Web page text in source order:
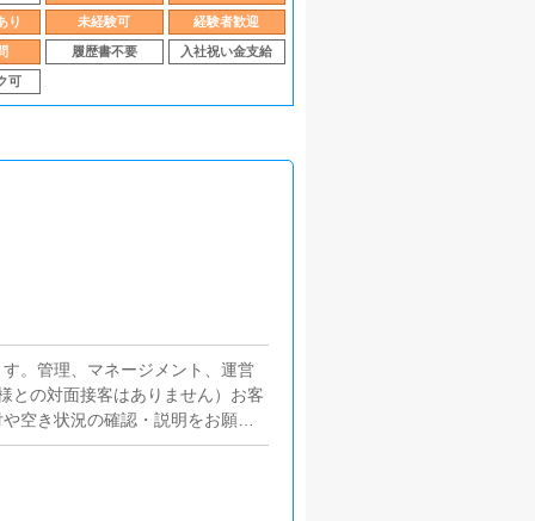
り 未経験可 経験者歓迎
履歴書不要 入社祝い金支給
可
。管理、マネージメント、運営
との対面接客はありません）お客
空き状況の確認・説明をお願い
なマニュアルや先輩スタッフに
お客様のリピート率の向上】